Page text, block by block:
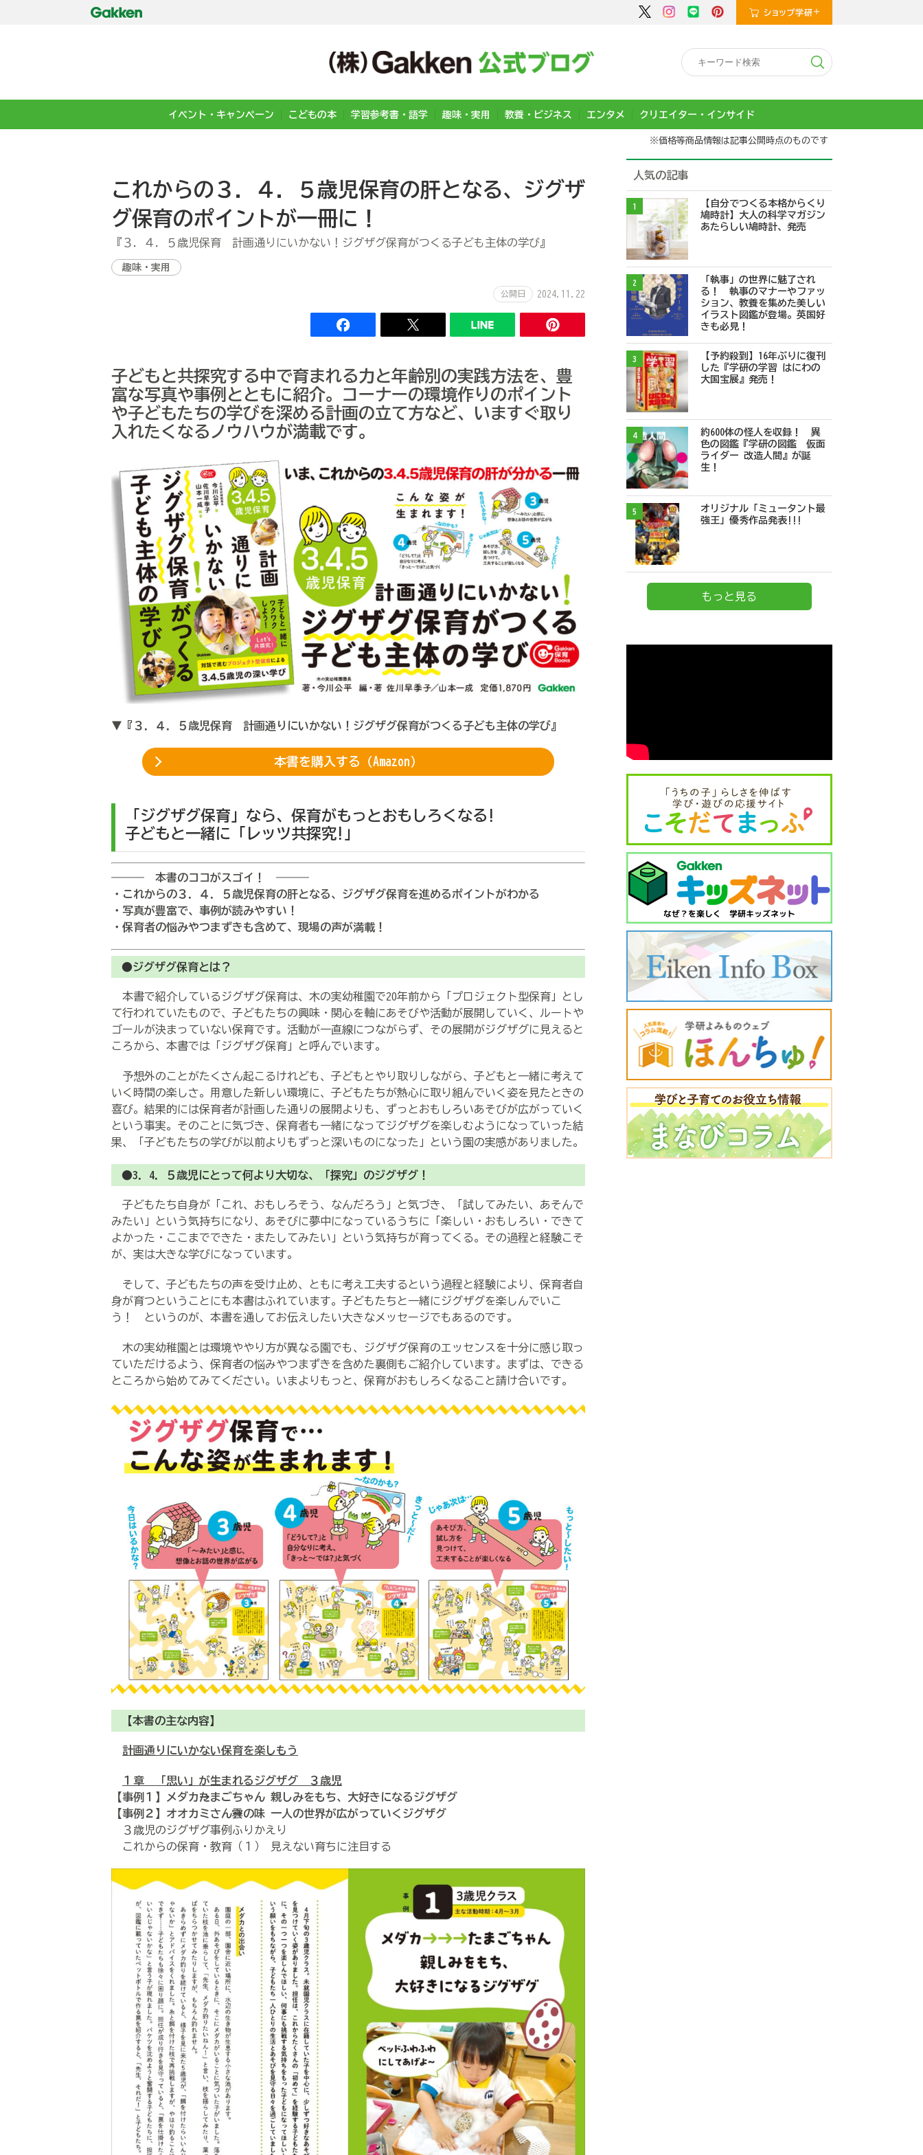
イベント・キャンペーン こどもの本 学習参考書・語学 趣味・実用 教養・ビジネス エンタメ クリエイター・インサイド
※価格等商品情報は記事公開時点のものです
これからの３．４．５歳児保育の肝となる、ジグザ
グ保育のポイントが一冊に！
『３．４．５歳児保育 計画通りにいかない！ジグザグ保育がつくる子ども主体の学び』
趣味・実用
公開日 2024.11.22
子どもと共探究する中で育まれる力と年齢別の実践方法を、豊
富な写真や事例とともに紹介。コーナーの環境作りのポイント
や子どもたちの学びを深める計画の立て方など、いますぐ取り
入れたくなるノウハウが満載です。
▼『３．４．５歳児保育 計画通りにいかない！ジグザグ保育がつくる子ども主体の学び』
本書を購入する（Amazon）
「ジグザグ保育」なら、保育がもっとおもしろくなる!
子どもと一緒に「レッツ共探究!」
――― 本書のココがスゴイ！ ―――
・これからの３．４．５歳児保育の肝となる、ジグザグ保育を進めるポイントがわかる
・写真が豊富で、事例が読みやすい！
・保育者の悩みやつまずきも含めて、現場の声が満載！
●ジグザグ保育とは？
本書で紹介しているジグザグ保育は、木の実幼稚園で20年前から「プロジェクト型保育」とし
て行われていたもので、子どもたちの興味・関心を軸にあそびや活動が展開していく、ルートや
ゴールが決まっていない保育です。活動が一直線につながらず、その展開がジグザグに見えると
ころから、本書では「ジグザグ保育」と呼んでいます。
予想外のことがたくさん起こるけれども、子どもとやり取りしながら、子どもと一緒に考えて
いく時間の楽しさ。用意した新しい環境に、子どもたちが熱心に取り組んでいく姿を見たときの
喜び。結果的には保育者が計画した通りの展開よりも、ずっとおもしろいあそびが広がっていく
という事実。そのことに気づき、保育者も一緒になってジグザグを楽しむようになっていった結
果、「子どもたちの学びが以前よりもずっと深いものになった」という園の実感がありました。
●3．4．５歳児にとって何より大切な、「探究」のジグザグ！
子どもたち自身が「これ、おもしろそう、なんだろう」と気づき、「試してみたい、あそんで
みたい」という気持ちになり、あそびに夢中になっているうちに「楽しい・おもしろい・できて
よかった・ここまでできた・またしてみたい」という気持ちが育ってくる。その過程と経験こそ
が、実は大きな学びになっています。
そして、子どもたちの声を受け止め、ともに考え工夫するという過程と経験により、保育者自
身が育つということにも本書はふれています。子どもたちと一緒にジグザグを楽しんでいこ
う！ というのが、本書を通してお伝えしたい大きなメッセージでもあるのです。
木の実幼稚園とは環境ややり方が異なる園でも、ジグザグ保育のエッセンスを十分に感じ取っ
ていただけるよう、保育者の悩みやつまずきを含めた裏側もご紹介しています。まずは、できる
ところから始めてみてください。いまよりもっと、保育がおもしろくなること請け合いです。
【本書の主な内容】
計画通りにいかない保育を楽しもう
１章 「思い」が生まれるジグザグ ３歳児
【事例１】メダカ→→→たまごちゃん 親しみをもち、大好きになるジグザグ
【事例２】オオカミさん→→→雲の味 一人の世界が広がっていくジグザグ
３歳児のジグザグ事例ふりかえり
これからの保育・教育（１） 見えない育ちに注目する
人気の記事
1
【自分でつくる本格からくり
鳩時計】大人の科学マガジン
あたらしい鳩時計、発売
2
「執事」の世界に魅了され
る！ 執事のマナーやファッ
ション、教養を集めた美しい
イラスト図鑑が登場。英国好
きも必見！
3
【予約殺到】16年ぶりに復刊
した『学研の学習 はにわの
大国宝展』発売！
4
約600体の怪人を収録！ 異
色の図鑑『学研の図鑑 仮面
ライダー 改造人間』が誕
生！
5
オリジナル「ミュータント最
強王」優秀作品発表!!!
もっと見る